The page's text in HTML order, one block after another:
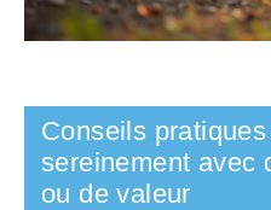
Conseils
sereinement avec
ou de valeur